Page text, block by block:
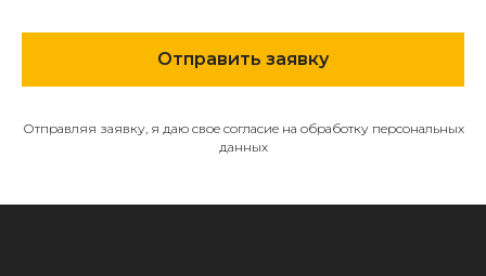
Отправить заявку
Отправляя заявку, я даю свое согласие на обработку персональных
данных
О компании
Контакты и реквизиты